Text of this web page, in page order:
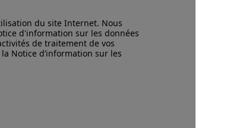
du site Internet. Nous
d'information sur les données
de traitement de vos
Notice d’information sur les